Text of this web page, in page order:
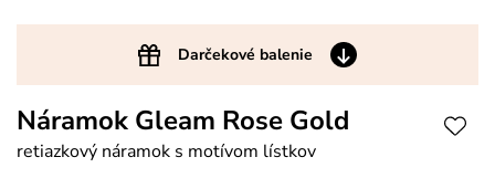
Darčekové balenie
Náramok Gleam Rose Gold
retiazkový náramok s motívom lístkov